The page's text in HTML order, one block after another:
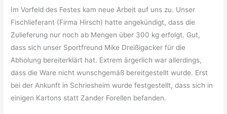
Im Vorfeld des Festes kam neue Arbeit auf uns zu. Unser
Fischlieferant (Firma Hirsch) hatte angekündigt, dass die
Zulieferung nur noch ab Mengen über 300 kg erfolgt. Gut,
dass sich unser Sportfreund Mike Dreißigacker für die
Abholung bereiterklärt hat. Extrem ärgerlich war allerdings,
dass die Ware nicht wunschgemäß bereitgestellt wurde. Erst
bei der Ankunft in Schriesheim wurde festgestellt, dass sich in
einigen Kartons statt Zander Forellen befanden.